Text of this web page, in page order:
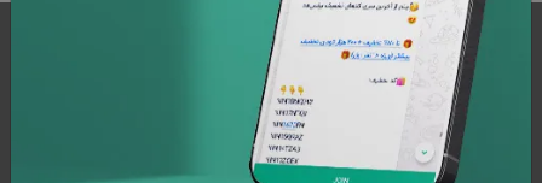
درباره بُرنُس
پلتفرم تخصصی مد و فشن بُرنُس مد، یکی از امنترین درگاههای خرید
محصولات با کیفیت